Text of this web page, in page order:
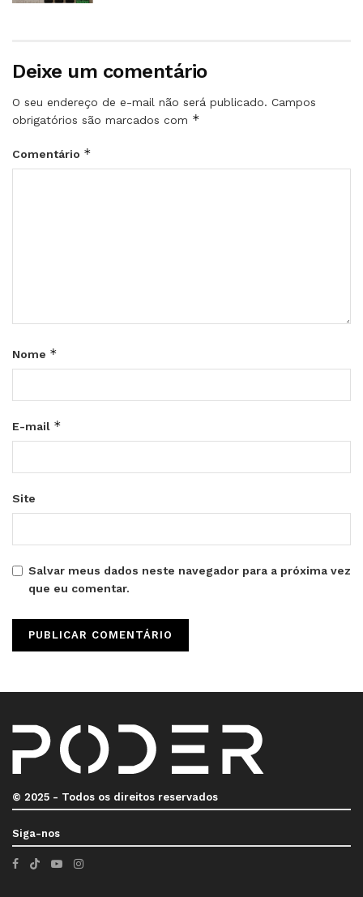
Deixe um comentário
O seu endereço de e-mail não será publicado. Campos
obrigatórios são marcados com *
Comentário *
Nome *
E-mail *
Site
Salvar meus dados neste navegador para a próxima vez
que eu comentar.
© 2025 - Todos os direitos reservados
Siga-nos